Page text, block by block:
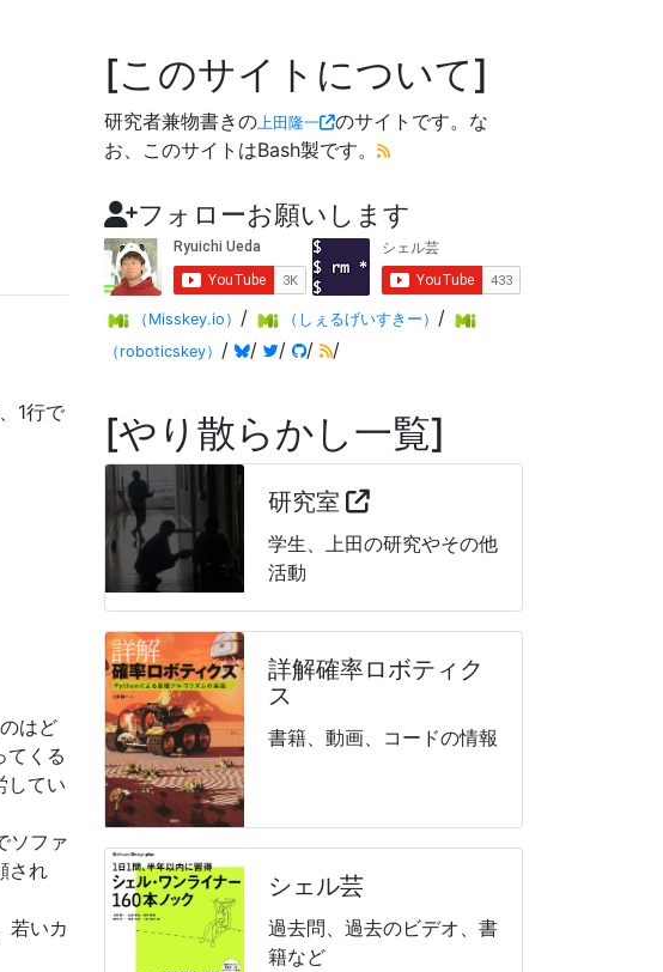
1行で
はど
てくる
してい
ソファ
され
若いカ
このサイトについて
研究者兼物書きの上田隆一
のサイトです。な
お、このサイトはBash製です。
フォローお願いします
（Misskey.io） / （しぇるげいすきー） /
（roboticskey） / / / / /
やり散らかし一覧
研究室
学生、上田の研究やその他
活動
詳解確率ロボティク
ス
書籍、動画、コードの情報
シェル芸
過去問、過去のビデオ、書
籍など